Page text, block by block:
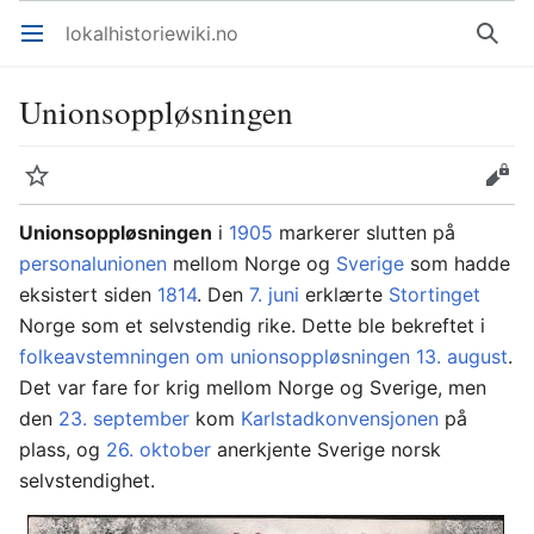
Åpne hovedmenyen lokalhistoriewiki.no Søk
Unionsoppløsningen
Overvåk
Rediger
Unionsoppløsningen i 1905 markerer slutten på
personalunionen mellom Norge og Sverige som hadde
eksistert siden 1814. Den 7. juni erklærte Stortinget
Norge som et selvstendig rike. Dette ble bekreftet i
folkeavstemningen om unionsoppløsningen 13. august.
Det var fare for krig mellom Norge og Sverige, men
den 23. september kom Karlstadkonvensjonen på
plass, og 26. oktober anerkjente Sverige norsk
selvstendighet.